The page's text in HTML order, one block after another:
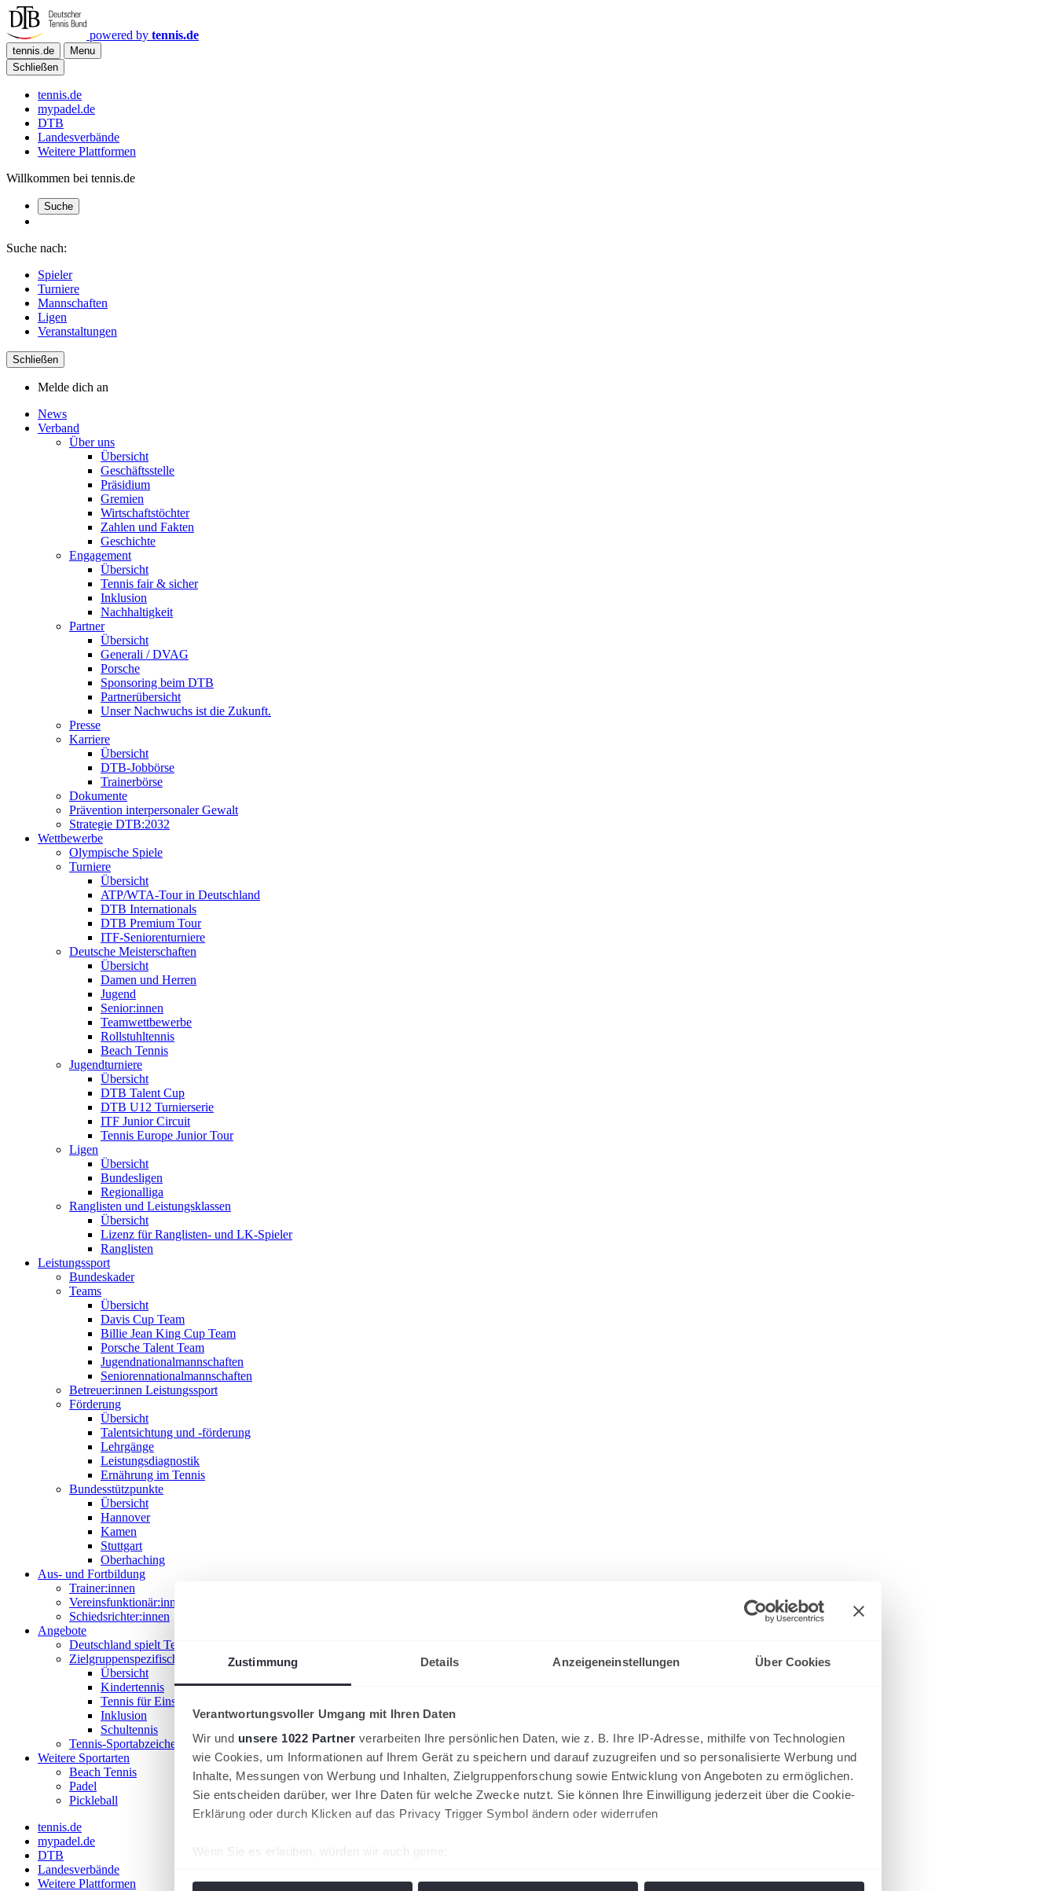
Zustimmung Details Anzeigeneinstellungen Über Cookies
Verantwortungsvoller Umgang mit Ihren Daten
Wir und unsere 1022 Partner verarbeiten Ihre persönlichen Daten, wie z. B. Ihre IP-Adresse, mithilfe von Technologien
wie Cookies, um Informationen auf Ihrem Gerät zu speichern und darauf zuzugreifen und so personalisierte Werbung und
Inhalte, Messungen von Werbung und Inhalten, Zielgruppenforschung sowie Entwicklung von Angeboten zu ermöglichen.
Sie entscheiden darüber, wer Ihre Daten für welche Zwecke nutzt. Sie können Ihre Einwilligung jederzeit über die Cookie-
Erklärung oder durch Klicken auf das Privacy Trigger Symbol ändern oder widerrufen
Wenn Sie es erlauben, würden wir auch gerne:
powered by tennis.de
tennis.de
Menu
Schließen
tennis.de
mypadel.de
DTB
Landesverbände
Weitere Plattformen
Willkommen bei tennis.de
Suche
Suche nach:
Spieler
Turniere
Mannschaften
Ligen
Veranstaltungen
Schließen
Melde dich an
News
Verband
Über uns
Übersicht
Geschäftsstelle
Präsidium
Gremien
Wirtschaftstöchter
Zahlen und Fakten
Geschichte
Engagement
Übersicht
Tennis fair & sicher
Inklusion
Nachhaltigkeit
Partner
Übersicht
Generali / DVAG
Porsche
Sponsoring beim DTB
Partnerübersicht
Unser Nachwuchs ist die Zukunft.
Presse
Karriere
Übersicht
DTB-Jobbörse
Trainerbörse
Dokumente
Prävention interpersonaler Gewalt
Strategie DTB:2032
Wettbewerbe
Olympische Spiele
Turniere
Übersicht
ATP/WTA-Tour in Deutschland
DTB Internationals
DTB Premium Tour
ITF-Seniorenturniere
Deutsche Meisterschaften
Übersicht
Damen und Herren
Jugend
Senior:innen
Teamwettbewerbe
Rollstuhltennis
Beach Tennis
Jugendturniere
Übersicht
DTB Talent Cup
DTB U12 Turnierserie
ITF Junior Circuit
Tennis Europe Junior Tour
Ligen
Übersicht
Bundesligen
Regionalliga
Ranglisten und Leistungsklassen
Übersicht
Lizenz für Ranglisten- und LK-Spieler
Ranglisten
Leistungssport
Bundeskader
Teams
Übersicht
Davis Cup Team
Billie Jean King Cup Team
Porsche Talent Team
Jugendnationalmannschaften
Seniorennationalmannschaften
Betreuer:innen Leistungssport
Förderung
Übersicht
Talentsichtung und -förderung
Lehrgänge
Leistungsdiagnostik
Ernährung im Tennis
Bundesstützpunkte
Übersicht
Hannover
Kamen
Stuttgart
Oberhaching
Aus- und Fortbildung
Trainer:innen
Vereinsfunktionär:innen
Schiedsrichter:innen
Angebote
Deutschland spielt Tennis
Zielgruppenspezifische Angebote
Übersicht
Kindertennis
Tennis für Einsteiger 18+
Inklusion
Schultennis
Tennis-Sportabzeichen
Weitere Sportarten
Beach Tennis
Padel
Pickleball
tennis.de
mypadel.de
DTB
Landesverbände
Weitere Plattformen